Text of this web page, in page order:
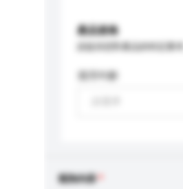
產品規格
適用年齡
查詢內容